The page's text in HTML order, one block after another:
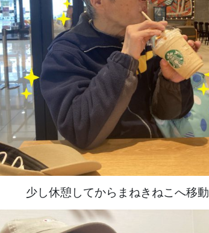
少し休憩してからまねきねこへ移動